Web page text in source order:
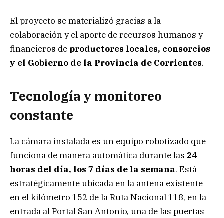
El proyecto se materializó gracias a la
colaboración y el aporte de recursos humanos y
financieros de productores locales, consorcios
y el Gobierno de la Provincia de Corrientes.
Tecnología y monitoreo
constante
La cámara instalada es un equipo robotizado que
funciona de manera automática durante las 24
horas del día, los 7 días de la semana. Está
estratégicamente ubicada en la antena existente
en el kilómetro 152 de la Ruta Nacional 118, en la
entrada al Portal San Antonio, una de las puertas